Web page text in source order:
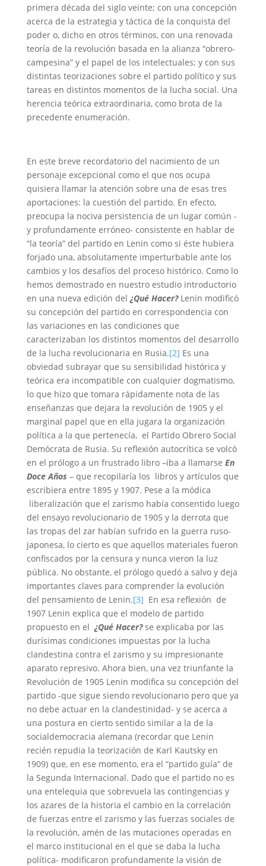
primera década del siglo veinte; con una concepción
acerca de la estrategia y táctica de la conquista del
poder o, dicho en otros términos, con una renovada
teoría de la revolución basada en la alianza “obrero-
campesina” y el papel de los intelectuales; y con sus
distintas teorizaciones sobre el partido político y sus
tareas en distintos momentos de la lucha social. Una
herencia teórica extraordinaria, como brota de la
precedente enumeración.
En este breve recordatorio del nacimiento de un
personaje excepcional como el que nos ocupa
quisiera llamar la atención sobre una de esas tres
aportaciones: la cuestión del partido. En efecto,
preocupa la nociva persistencia de un lugar común -
y profundamente erróneo- consistente en hablar de
“la teoría” del partido en Lenin como si éste hubiera
forjado una, absolutamente imperturbable ante los
cambios y los desafíos del proceso histórico. Como lo
hemos demostrado en nuestro estudio introductorio
en una nueva edición del ¿Qué Hacer?Lenin modificó
su concepción del partido en correspondencia con
las variaciones en las condiciones que
caracterizaban los distintos momentos del desarrollo
de la lucha revolucionaria en Rusia.[2] Es una
obviedad subrayar que su sensibilidad histórica y
teórica era incompatible con cualquier dogmatismo,
lo que hizo que tomara rápidamente nota de las
enseñanzas que dejara la revolución de 1905 y el
marginal papel que en ella jugara la organización
política a la que pertenecía, el Partido Obrero Social
Demócrata de Rusia. Su reflexión autocrítica se volcó
en el prólogo a un frustrado libro –iba a llamarse En
Doce Años – que recopilaría los libros y artículos que
escribiera entre 1895 y 1907. Pese a la módica
liberalización que el zarismo había consentido luego
del ensayo revolucionario de 1905 y la derrota que
las tropas del zar habían sufrido en la guerra ruso-
japonesa, lo cierto es que aquellos materiales fueron
confiscados por la censura y nunca vieron la luz
pública. No obstante, el prólogo quedó a salvo y deja
importantes claves para comprender la evolución
del pensamiento de Lenin.[3] En esa reflexión de
1907 Lenin explica que el modelo de partido
propuesto en el ¿Qué Hacer?se explicaba por las
durísimas condiciones impuestas por la lucha
clandestina contra el zarismo y su impresionante
aparato represivo. Ahora bien, una vez triunfante la
Revolución de 1905 Lenin modifica su concepción del
partido -que sigue siendo revolucionario pero que ya
no debe actuar en la clandestinidad- y se acerca a
una postura en cierto sentido similar a la de la
socialdemocracia alemana (recordar que Lenin
recién repudia la teorización de Karl Kautsky en
1909) que, en ese momento, era el “partido guía” de
la Segunda Internacional. Dado que el partido no es
una entelequia que sobrevuela las contingencias y
los azares de la historia el cambio en la correlación
de fuerzas entre el zarismo y las fuerzas sociales de
la revolución, amén de las mutaciones operadas en
el marco institucional en el que se daba la lucha
política- modificaron profundamente la visión de